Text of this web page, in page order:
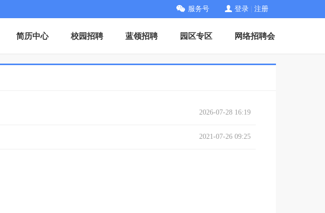
服务号 登录 注册
简历中心 校园招聘 蓝领招聘 园区专区 网络招聘会
2026-07-28 16:19
2021-07-26 09:25